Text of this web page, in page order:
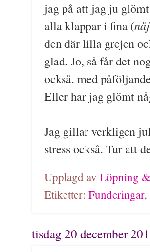
jag på att jag ju
alla klappar i fina (
den där lilla grejen
glad. Jo, så får det
också. med
Eller har jag glömt
Jag gillar verkligen
stress också. Tur att
Upplagd av Löpning
Etiketter: Funderingar,
tisdag 20 december